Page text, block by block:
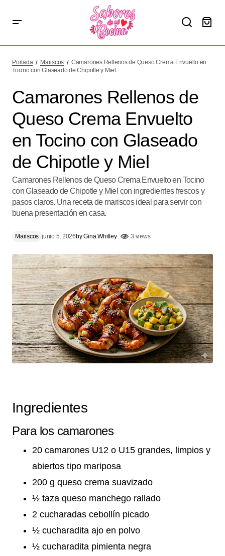
Tocino con Glaseado de Chipotle y Miel
Portada Mariscos
Camarones Rellenos de Queso Crema Envuelto en
Tocino con Glaseado de Chipotle y Miel
Camarones Rellenos de
Queso Crema Envuelto
en Tocino con Glaseado
de Chipotle y Miel
Camarones Rellenos de Queso Crema Envuelto en Tocino
con Glaseado de Chipotle y Miel con ingredientes frescos y
pasos claros. Una receta de mariscos ideal para servir con
buena presentación en casa.
Mariscos junio 5, 2026byGina Whitley 3 views
Ingredientes
Para los camarones
20 camarones U12 o U15 grandes, limpios y
abiertos tipo mariposa
200 g queso crema suavizado
½ taza queso manchego rallado
2 cucharadas cebollín picado
½ cucharadita ajo en polvo
½ cucharadita pimienta negra